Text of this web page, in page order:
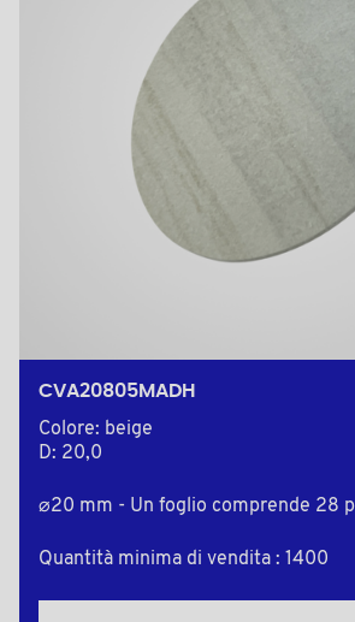
CVA20805MADH
Colore: beige
D: 20,0
⌀20 mm - Un foglio comprende 28
Quantità minima di vendita : 1400